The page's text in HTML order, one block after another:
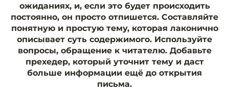
ожиданиях, и, если это будет происходить
постоянно, он просто отпишется. Составляйте
понятную и простую тему, которая лаконично
описывает суть содержимого. Используйте
вопросы, обращение к читателю. Добавьте
прехедер, который уточнит тему и даст
больше информации ещё до открытия
письма.